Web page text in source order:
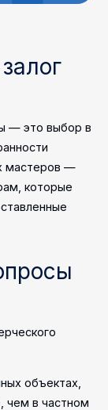
— это выбор в
мастеров —
которые
объектах,
чем в частном